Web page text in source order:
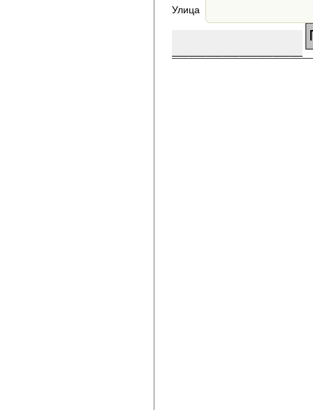
Улица